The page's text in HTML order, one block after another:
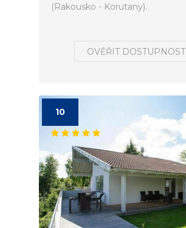
(Rakousko - Korutany).
OVĚŘIT DOSTUPNOST
10